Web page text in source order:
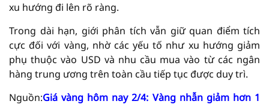
xu hướng đi lên rõ ràng.
Trong dài hạn, giới phân tích vẫn giữ quan điểm tích
cực đối với vàng, nhờ các yếu tố như xu hướng giảm
phụ thuộc vào USD và nhu cầu mua vào từ các ngân
hàng trung ương trên toàn cầu tiếp tục được duy trì.
Nguồn:Giá vàng hôm nay 2/4: Vàng nhẫn giảm hơn 1